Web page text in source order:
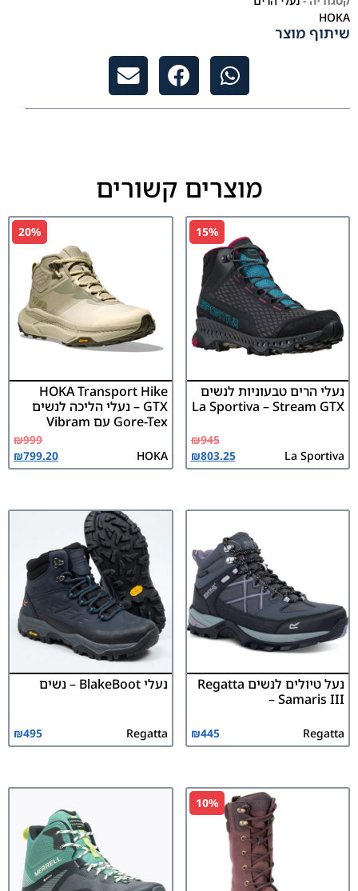
HOKA
שיתוף מוצר
מוצרים קשורים
15%
נעלי הרים טבעוניות לנשים
La Sportiva – Stream GTX
La Sportiva
₪945
₪803.25
20%
HOKA Transport Hike
GTX – נעלי הליכה לנשים
Gore-Tex עם Vibram
HOKA
₪999
₪799.20
נעל טיולים לנשים Regatta
– Samaris III
Regatta
₪445
נעלי BlakeBoot – נשים
Regatta
₪495
10%